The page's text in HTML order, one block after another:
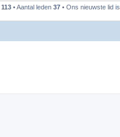
113 • Aantal leden 37 • Ons nieuwste lid is